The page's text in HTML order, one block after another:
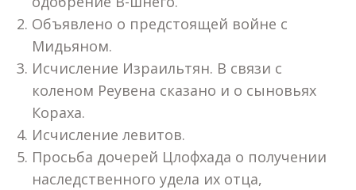
Объявлено о предстоящей войне с
Мидьяном.
Исчисление Израильтян. В связи с
коленом Реувена сказано и о сыновьях
Кораха.
Исчисление левитов.
Просьба дочерей Цлофхада о получении
наследственного удела их отца,